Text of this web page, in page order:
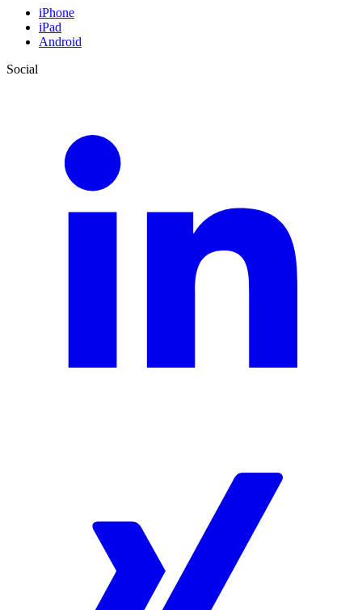
iPhone
iPad
Android
Social